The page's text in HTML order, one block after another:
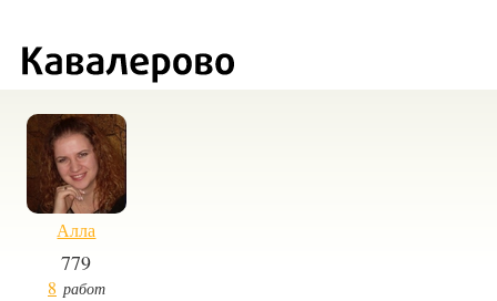
Алла
779
8 работ